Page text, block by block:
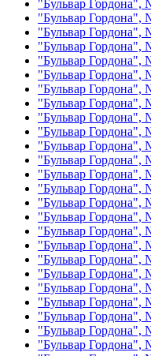
"Бульвар Гордона",
"Бульвар Гордона",
"Бульвар Гордона",
"Бульвар Гордона",
"Бульвар Гордона",
"Бульвар Гордона",
"Бульвар Гордона",
"Бульвар Гордона",
"Бульвар Гордона",
"Бульвар Гордона",
"Бульвар Гордона",
"Бульвар Гордона",
"Бульвар Гордона",
"Бульвар Гордона",
"Бульвар Гордона",
"Бульвар Гордона",
"Бульвар Гордона",
"Бульвар Гордона",
"Бульвар Гордона",
"Бульвар Гордона",
"Бульвар Гордона",
"Бульвар Гордона",
"Бульвар Гордона",
"Бульвар Гордона",
"Бульвар Гордона",